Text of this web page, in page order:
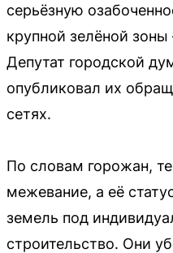
серьёзную
крупной зелёной
Депутат городской
опубликовал их
сетях.
По словам горожан,
межевание, а её
земель под
строительство. Они